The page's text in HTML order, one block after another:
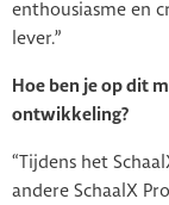
enthousiasme en
lever.”
Hoe ben je op dit
ontwikkeling?
“Tijdens het
andere SchaalX